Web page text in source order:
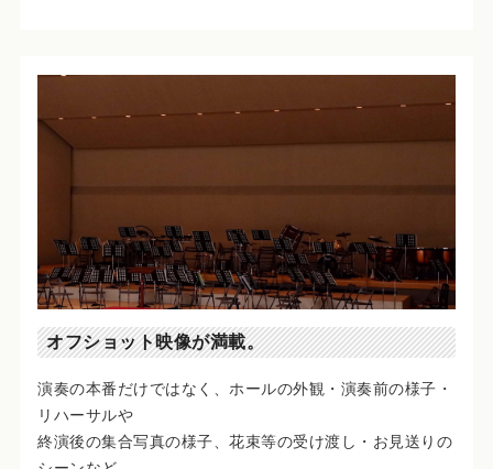
オフショット映像が満載。
演奏の本番だけではなく、ホールの外観・演奏前の様子・
リハーサルや
終演後の集合写真の様子、花束等の受け渡し・お見送りの